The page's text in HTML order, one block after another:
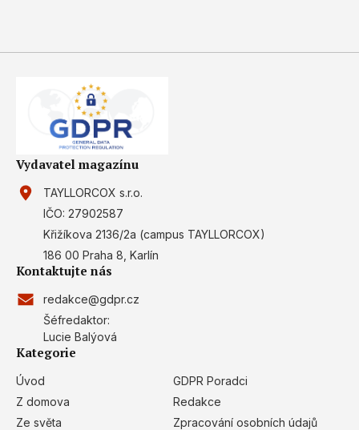
Vydavatel magazínu
TAYLLORCOX s.r.o.
IČO: 27902587
Křižíkova 2136/2a (campus TAYLLORCOX)
186 00 Praha 8, Karlín
Kontaktujte nás
redakce@gdpr.cz
Šéfredaktor:
Lucie Balýová
Kategorie
Úvod
Z domova
Ze světa
GDPR Poradci
Redakce
Zpracování osobních údajů